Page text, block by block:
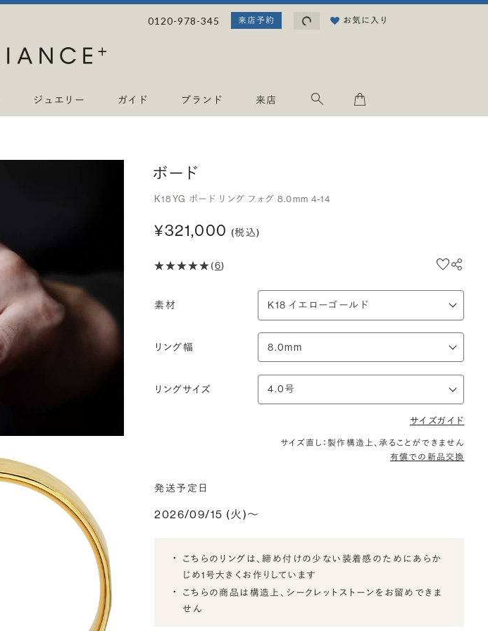
0120-978-345 来店予約 読み込み中...お気に入り
ジュエリー ガイド ブランド 来店
ボード
K18YG ボード リング フォグ 8.0mm 4-14
¥321,000 (税込)
(6)
素材
リング幅
リングサイズ
サイズガイド
サイズ直し：製作構造上、承ることができません
有償での新品交換
発送予定日
2026/09/15 (火)〜
こちらのリングは、締め付けの少ない装着感のためにあらか
じめ1号大きくお作りしています
こちらの商品は構造上、シークレットストーンをお留めできま
せん